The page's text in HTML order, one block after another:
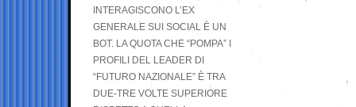
INTERAGISCONO L’EX
GENERALE SUI SOCIAL È UN
BOT. LA QUOTA CHE “POMPA” I
PROFILI DEL LEADER DI
“FUTURO NAZIONALE” È TRA
DUE-TRE VOLTE SUPERIORE